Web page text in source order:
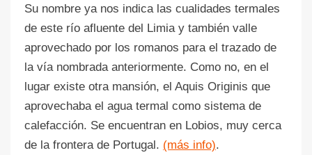
Su nombre ya nos indica las cualidades termales
de este río afluente del Limia y también valle
aprovechado por los romanos para el trazado de
la vía nombrada anteriormente. Como no, en el
lugar existe otra mansión, el Aquis Originis que
aprovechaba el agua termal como sistema de
calefacción. Se encuentran en Lobios, muy cerca
de la frontera de Portugal. (más info).